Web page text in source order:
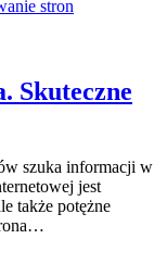
Skuteczne
szuka informacji w
jest
także potężne